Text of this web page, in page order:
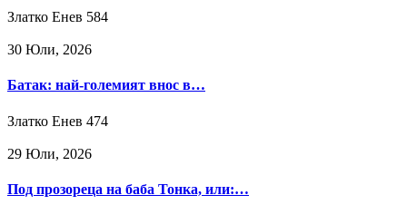
Златко Енев 584
30 Юли, 2026
Батак: най-големият внос в…
Златко Енев 474
29 Юли, 2026
Под прозореца на баба Тонка, или:…